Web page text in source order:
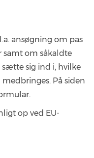
ansøgning om pas
samt om såkaldte
sætte sig ind i, hvilke
På siden
op ved EU-